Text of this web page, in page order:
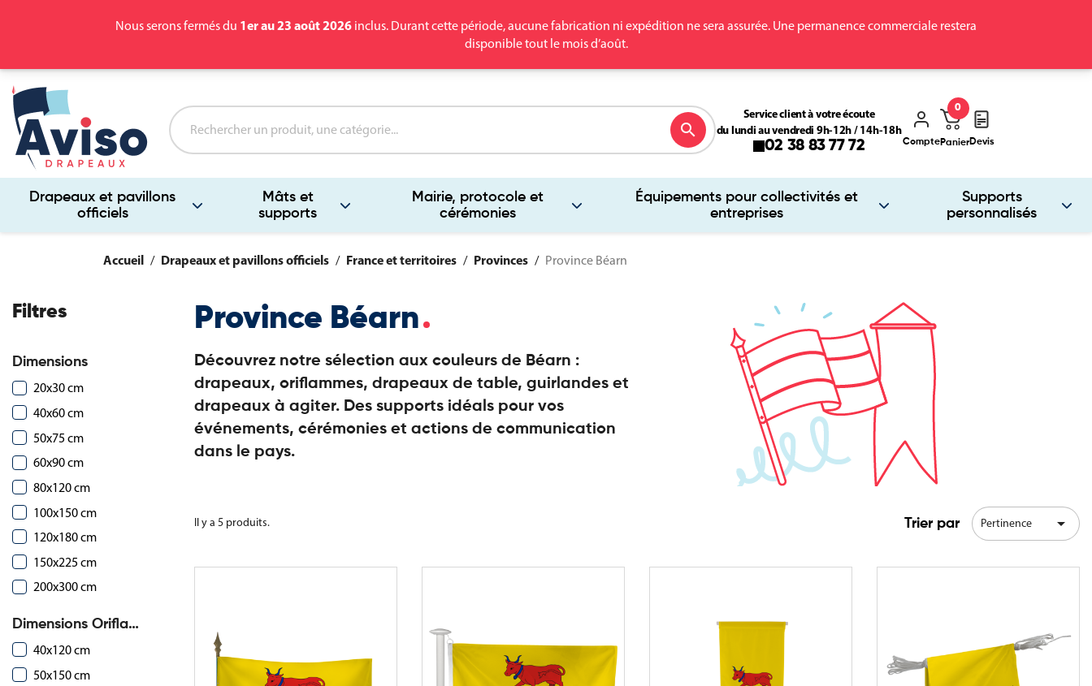
Nous serons fermés du 1er au 23 août 2026 inclus. Durant cette période, aucune fabrication ni expédition ne sera assurée. Une permanence commerciale restera
disponible tout le mois d’août.
Drapeaux et pavillons
officiels
Mâts et
supports
Mairie, protocole et
cérémonies
Équipements pour collectivités et
entreprises
Supports
personnalisés
search
Service client à votre écoute
du lundi au vendredi 9h-12h / 14h-18h
02 38 83 77 72 ComptePanier
0
Devis
Accueil Drapeaux et pavillons officiels France et territoires Provinces Province Béarn
Filtres
Dimensions
20x30 cm
40x60 cm
50x75 cm
60x90 cm
80x120 cm
100x150 cm
120x180 cm
150x225 cm
200x300 cm
Dimensions Oriflammes
40x120 cm
50x150 cm
Province Béarn
Découvrez notre sélection aux couleurs de Béarn :
drapeaux, oriflammes, drapeaux de table, guirlandes et
drapeaux à agiter. Des supports idéals pour vos
événements, cérémonies et actions de communication
dans le pays.
Il y a 5 produits. Trier par Pertinence 